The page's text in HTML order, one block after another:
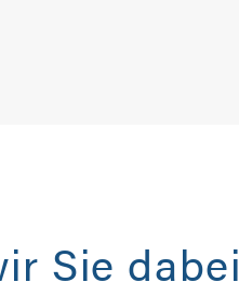
Sie dabei